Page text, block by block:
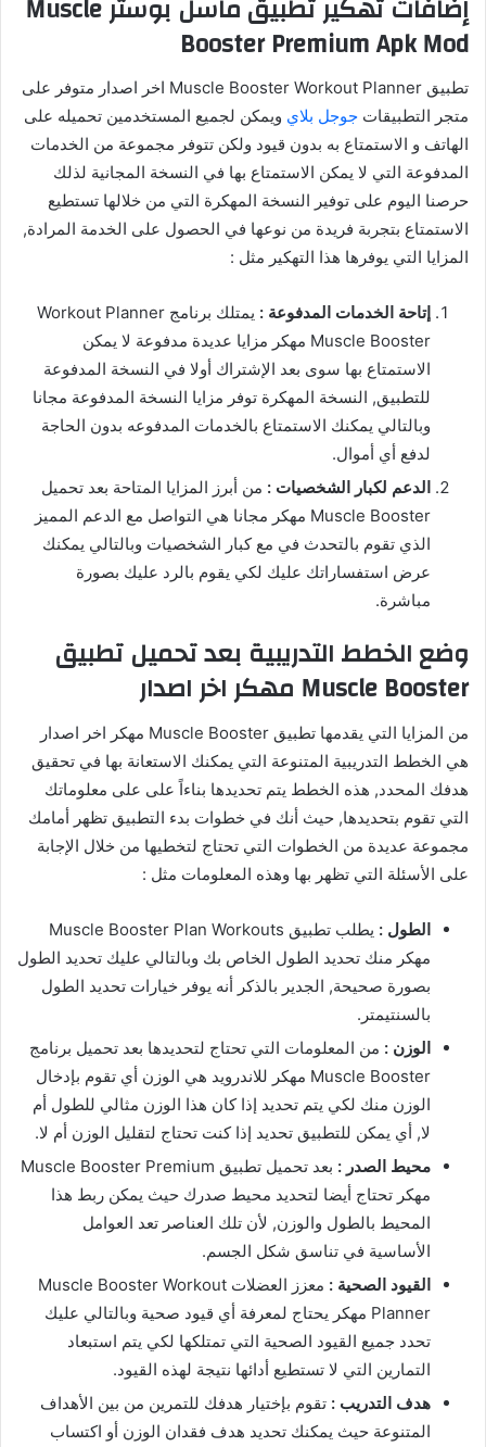
إضافات تهكير تطبيق ماسل بوستر Muscle
Booster Premium Apk Mod
تطبيق Muscle Booster Workout Planner اخر اصدار متوفر على
متجر التطبيقات جوجل بلاي ويمكن لجميع المستخدمين تحميله على
الهاتف و الاستمتاع به بدون قيود ولكن تتوفر مجموعة من الخدمات
المدفوعة التي لا يمكن الاستمتاع بها في النسخة المجانية لذلك
حرصنا اليوم على توفير النسخة المهكرة التي من خلالها تستطيع
الاستمتاع بتجربة فريدة من نوعها في الحصول على الخدمة المرادة,
المزايا التي يوفرها هذا التهكير مثل :
إتاحة الخدمات المدفوعة :
يمتلك برنامج Workout Planner
Muscle Booster مهكر مزايا عديدة مدفوعة لا يمكن
الاستمتاع بها سوى بعد الإشتراك أولا في النسخة المدفوعة
للتطبيق, النسخة المهكرة توفر مزايا النسخة المدفوعة مجانا
وبالتالي يمكنك الاستمتاع بالخدمات المدفوعه بدون الحاجة
لدفع أي أموال.
الدعم لكبار الشخصيات : من أبرز المزايا المتاحة بعد تحميل
Muscle Booster مهكر مجانا هي التواصل مع الدعم المميز
الذي تقوم بالتحدث في مع كبار الشخصيات وبالتالي يمكنك
عرض استفساراتك عليك لكي يقوم بالرد عليك بصورة
مباشرة.
وضع الخطط التدريبية بعد تحميل تطبيق
Muscle Booster مهكر اخر اصدار
من المزايا التي يقدمها تطبيق Muscle Booster مهكر اخر اصدار
هي الخطط التدريبية المتنوعة التي يمكنك الاستعانة بها في تحقيق
هدفك المحدد, هذه الخطط يتم تحديدها بناءاً على على معلوماتك
التي تقوم بتحديدها, حيث أنك في خطوات بدء التطبيق تظهر أمامك
مجموعة عديدة من الخطوات التي تحتاج لتخطيها من خلال الإجابة
على الأسئلة التي تظهر بها وهذه المعلومات مثل :
الطول :
يطلب تطبيق Muscle Booster Plan Workouts
مهكر منك تحديد الطول الخاص بك وبالتالي عليك تحديد الطول
بصورة صحيحة, الجدير بالذكر أنه يوفر خيارات تحديد الطول
بالسنتيمتر.
الوزن : من المعلومات التي تحتاج لتحديدها بعد تحميل برنامج
Muscle Booster مهكر للاندرويد هي الوزن أي تقوم بإدخال
الوزن منك لكي يتم تحديد إذا كان هذا الوزن مثالي للطول أم
لا, أي يمكن للتطبيق تحديد إذا كنت تحتاج لتقليل الوزن أم لا.
محيط الصدر :
بعد تحميل تطبيق Muscle Booster Premium
مهكر تحتاج أيضا لتحديد محيط صدرك حيث يمكن ربط هذا
المحيط بالطول والوزن, لأن تلك العناصر تعد العوامل
الأساسية في تناسق شكل الجسم.
القيود الصحية :
معزز العضلات Muscle Booster Workout
Planner مهكر يحتاج لمعرفة أي قيود صحية وبالتالي عليك
تحدد جميع القيود الصحية التي تمتلكها لكي يتم استبعاد
التمارين التي لا تستطيع أدائها نتيجة لهذه القيود.
هدف التدريب : تقوم بإختيار هدفك للتمرين من بين الأهداف
المتنوعة حيث يمكنك تحديد هدف فقدان الوزن أو اكتساب